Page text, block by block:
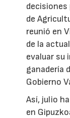
decisiones
de
reunió en
de la
evaluar su
ganadería
Gobierno
Así, julio
en